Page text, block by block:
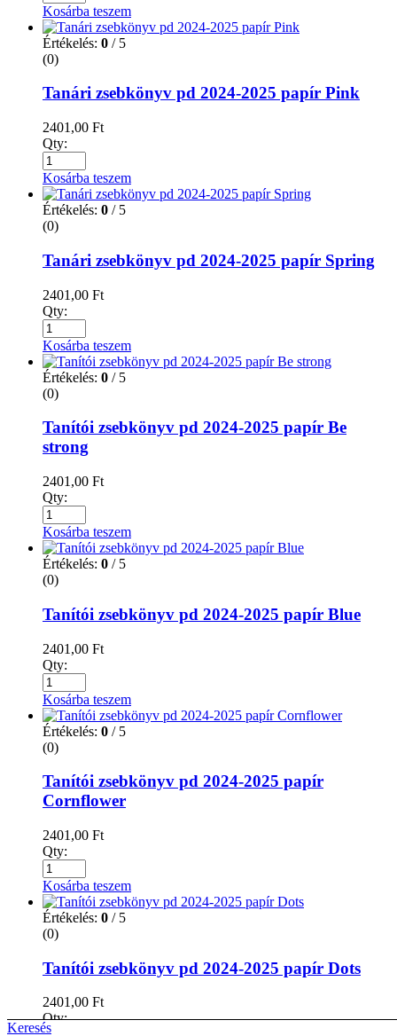
Kosárba teszem
Értékelés: 0 / 5
(0)
Tanári zsebkönyv pd 2024-2025 papír Pink
2401,00 Ft
Qty:
Kosárba teszem
Értékelés: 0 / 5
(0)
Tanári zsebkönyv pd 2024-2025 papír Spring
2401,00 Ft
Qty:
Kosárba teszem
Értékelés: 0 / 5
(0)
Tanítói zsebkönyv pd 2024-2025 papír Be
strong
2401,00 Ft
Qty:
Kosárba teszem
Értékelés: 0 / 5
(0)
Tanítói zsebkönyv pd 2024-2025 papír Blue
2401,00 Ft
Qty:
Kosárba teszem
Értékelés: 0 / 5
(0)
Tanítói zsebkönyv pd 2024-2025 papír
Cornflower
2401,00 Ft
Qty:
Kosárba teszem
Értékelés: 0 / 5
(0)
Tanítói zsebkönyv pd 2024-2025 papír Dots
2401,00 Ft
Qty:
Keresés